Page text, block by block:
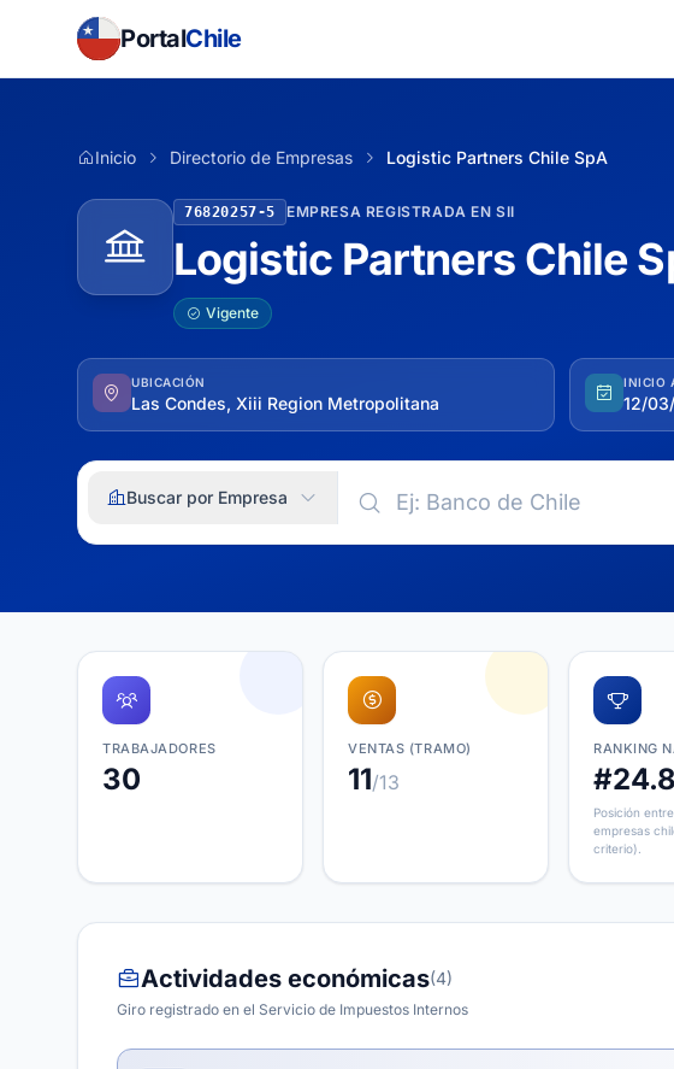
PortalChile
Inicio Directorio de Empresas Logistic Partners Chile SpA
76820257-5 EMPRESA REGISTRADA EN SII
Logistic Partners Chile
Vigente
UBICACIÓN
Las Condes, Xiii Region Metropolitana
INICIO
12/
Buscar por Empresa
TRABAJADORES
30
VENTAS (TRAMO)
11/13
RANKING
Posición
empresas
criterio).
Actividades económicas(4)
Giro registrado en el Servicio de Impuestos Internos